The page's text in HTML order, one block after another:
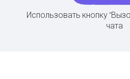
Использовать кнопку
чата